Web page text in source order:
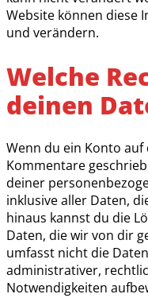
Website können diese
und verändern.
Welche
deinen
Wenn du ein Konto
Kommentare
deiner
inklusive aller Daten,
hinaus kannst du die
Daten, die wir von dir
umfasst nicht die
administrativer,
Notwendigkeiten